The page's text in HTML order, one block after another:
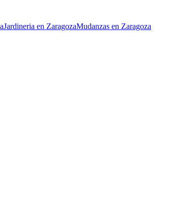
Jardineria en ZaragozaMudanzas en Zaragoza